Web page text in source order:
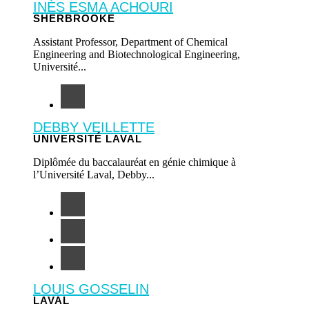
INÈS ESMA ACHOURI
SHERBROOKE
Assistant Professor, Department of Chemical
Engineering and Biotechnological Engineering,
Université...
DEBBY VEILLETTE
UNIVERSITÉ LAVAL
Diplômée du baccalauréat en génie chimique à
l’Université Laval, Debby...
LOUIS GOSSELIN
LAVAL